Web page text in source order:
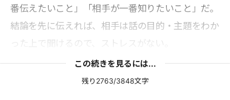
番伝えたいこと」「相手が一番知りたいこと」だ。
結論を先に伝えれば、相手は話の目的・主題をわか
った上で聞けるので、ストレスがない。
この続きを見るには...
残り2763/3848文字